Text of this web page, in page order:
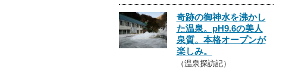
奇跡の御神水を沸かし
た温泉。pH9.6の美人
泉質。本格オープンが
楽しみ。
（温泉探訪記）